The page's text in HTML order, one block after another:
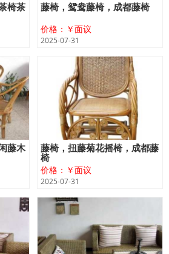
椅茶
藤椅，鸳鸯藤椅，成都藤椅
价格：￥面议
2025-07-31
藤木
藤椅，扭藤菊花摇椅，成都藤
椅
价格：￥面议
2025-07-31